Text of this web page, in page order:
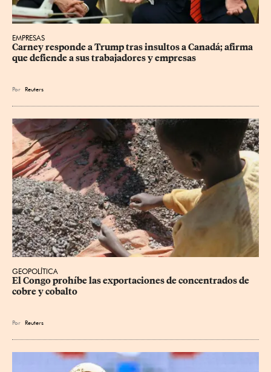
EMPRESAS
Carney responde a Trump tras insultos a Canadá; afirma
que defiende a sus trabajadores y empresas
Por Reuters
GEOPOLÍTICA
El Congo prohíbe las exportaciones de concentrados de
cobre y cobalto
Por Reuters